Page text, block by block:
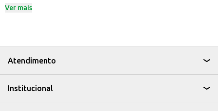
consumo individual, o suco é perfeito para acompanhar refeições, lanches
Uma ótima opção para oferecer em eventos e festas.
Pode ser consumido puro ou utilizado no preparo de drinks e coquetéis.
Com o Suco Néctar Camp Manga, você tem a praticidade de uma bebida
Ver mais
Atendimento
Institucional